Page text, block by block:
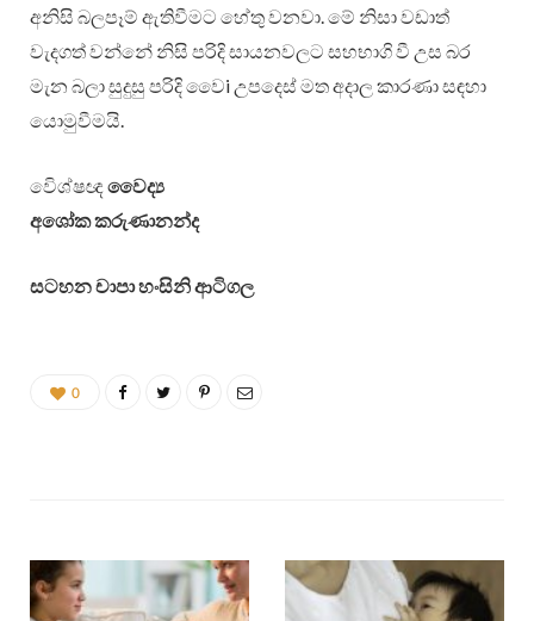
අනිසි බලපෑම් ඇතිවීමට හේතු වනවා. මේ නිසා වඩාත්
වැදගත් වන්නේ නිසි පරිදි සායනවලට සහභාගි වී උස බර
මැන බලා සුදුසු පරිදි වෛi උපදෙස් මත අදාල කාරණා සඳහා
යොමුවීමයි.
විෙශ්ෂඥවෛද්‍ය
අශෝක කරුණානන්ද
සටහන චාපා හංසිනි ආටිගල
0